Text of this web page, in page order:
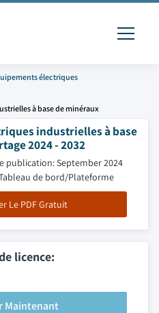
électriques
à base de minéraux
industrielles à base
2024 - 2032
publication: September 2024
de bord/Plateforme
Le PDF Gratuit
licence:
Maintenant